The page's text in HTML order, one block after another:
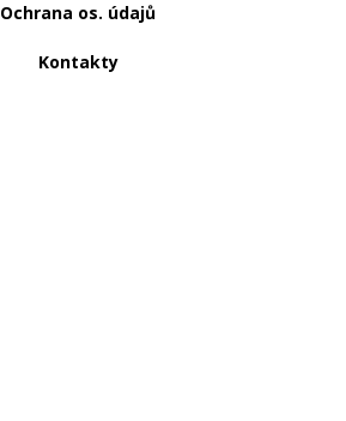
Ochrana os. údajů
Kontakty